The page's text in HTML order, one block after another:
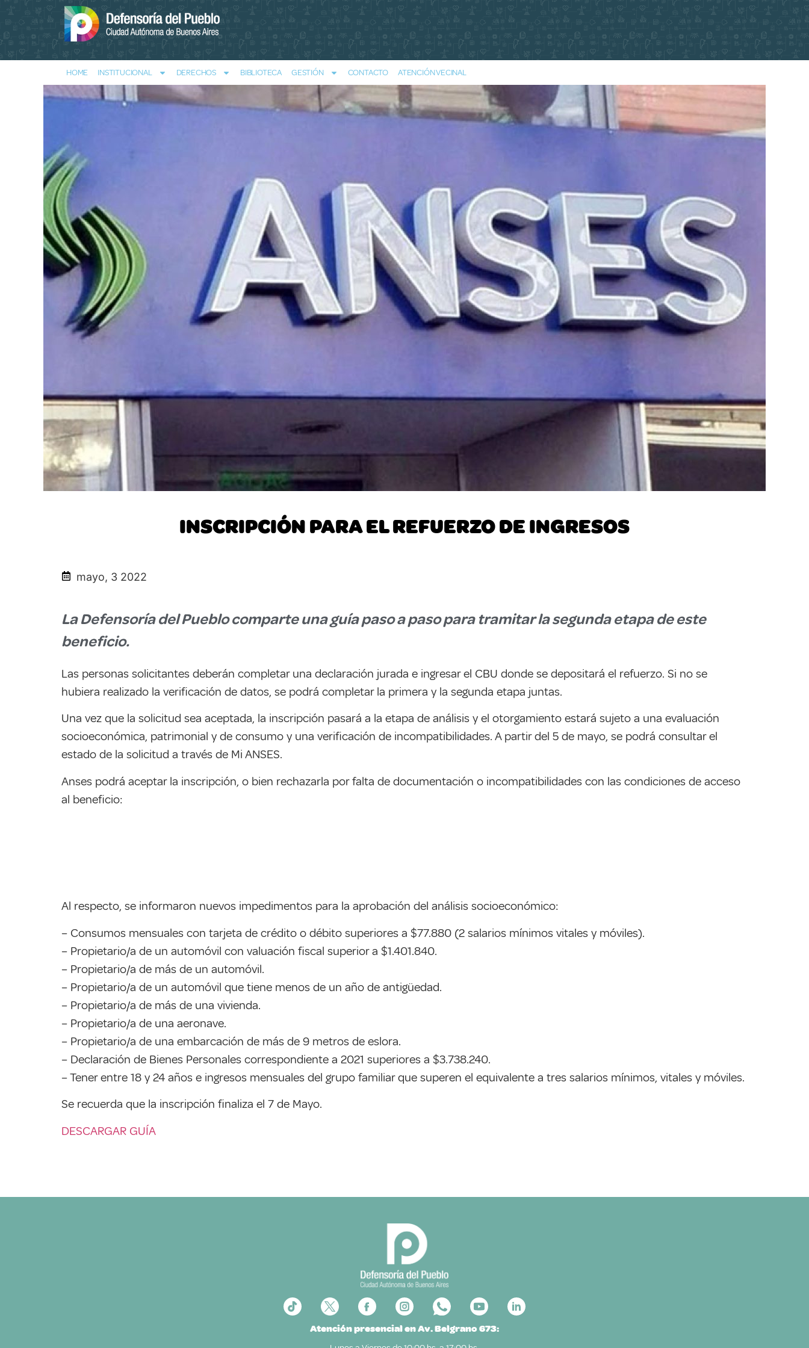
HOME INSTITUCIONAL DERECHOS BIBLIOTECA GESTIÓN CONTACTO ATENCIÓN VECINAL
INSCRIPCIÓN PARA EL REFUERZO DE INGRESOS
mayo, 3 2022
La Defensoría del Pueblo comparte una guía paso a paso para tramitar la segunda etapa de este
beneficio.
Las personas solicitantes deberán completar una declaración jurada e ingresar el CBU donde se depositará el refuerzo. Si no se
hubiera realizado la verificación de datos, se podrá completar la primera y la segunda etapa juntas.
Una vez que la solicitud sea aceptada, la inscripción pasará a la etapa de análisis y el otorgamiento estará sujeto a una evaluación
socioeconómica, patrimonial y de consumo y una verificación de incompatibilidades. A partir del 5 de mayo, se podrá consultar el
estado de la solicitud a través de Mi ANSES.
Anses podrá aceptar la inscripción, o bien rechazarla por falta de documentación o incompatibilidades con las condiciones de acceso
al beneficio:
Al respecto, se informaron nuevos impedimentos para la aprobación del análisis socioeconómico:
– Consumos mensuales con tarjeta de crédito o débito superiores a $77.880 (2 salarios mínimos vitales y móviles).
– Propietario/a de un automóvil con valuación fiscal superior a $1.401.840.
– Propietario/a de más de un automóvil.
– Propietario/a de un automóvil que tiene menos de un año de antigüedad.
– Propietario/a de más de una vivienda.
– Propietario/a de una aeronave.
– Propietario/a de una embarcación de más de 9 metros de eslora.
– Declaración de Bienes Personales correspondiente a 2021 superiores a $3.738.240.
– Tener entre 18 y 24 años e ingresos mensuales del grupo familiar que superen el equivalente a tres salarios mínimos, vitales y móviles.
Se recuerda que la inscripción finaliza el 7 de Mayo.
DESCARGAR GUÍA
Atención presencial en Av. Belgrano 673: